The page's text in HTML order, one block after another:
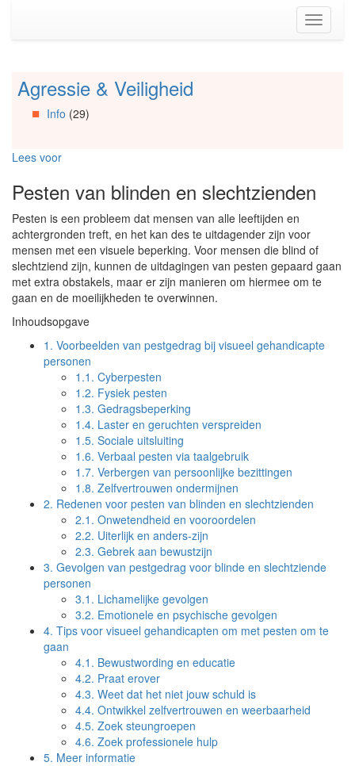
Spring
primaire
zijbalk
(Accesskey
Toggle
Spring
naar
Artikels
Info
naar
Organisaties
Spring
naar
Social
media
Agressie & Veiligheid
Info (29)
Lees voor
Pesten van blinden en slechtzienden
Pesten is een probleem dat mensen van alle leeftijden en
achtergronden treft, en het kan des te uitdagender zijn voor
mensen met een visuele beperking. Voor mensen die blind of
slechtziend zijn, kunnen de uitdagingen van pesten gepaard gaan
met extra obstakels, maar er zijn manieren om hiermee om te
gaan en de moeilijkheden te overwinnen.
Inhoudsopgave
1. Voorbeelden van pestgedrag bij visueel gehandicapte
personen
1.1. Cyberpesten
1.2. Fysiek pesten
1.3. Gedragsbeperking
1.4. Laster en geruchten verspreiden
1.5. Sociale uitsluiting
1.6. Verbaal pesten via taalgebruik
1.7. Verbergen van persoonlijke bezittingen
1.8. Zelfvertrouwen ondermijnen
2. Redenen voor pesten van blinden en slechtzienden
2.1. Onwetendheid en vooroordelen
2.2. Uiterlijk en anders-zijn
2.3. Gebrek aan bewustzijn
3. Gevolgen van pestgedrag voor blinde en slechtziende
personen
3.1. Lichamelijke gevolgen
3.2. Emotionele en psychische gevolgen
4. Tips voor visueel gehandicapten om met pesten om te
gaan
4.1. Bewustwording en educatie
4.2. Praat erover
4.3. Weet dat het niet jouw schuld is
4.4. Ontwikkel zelfvertrouwen en weerbaarheid
4.5. Zoek steungroepen
4.6. Zoek professionele hulp
5. Meer informatie